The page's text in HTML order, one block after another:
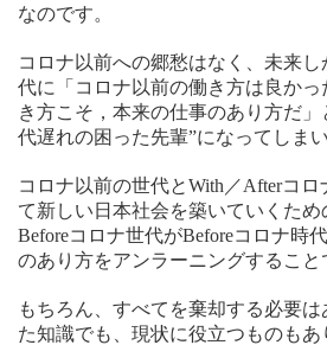
なのです。
コロナ以前への郷愁はなく、未来
代に「コロナ以前の働き方は良か
き方こそ，本来の仕事のあり方だ
代遅れの困った先輩”になってしまい
コロナ以前の世代とWith／Afterコ
て新しい日本社会を築いていくため
Beforeコロナ世代がBeforeコロナ時
のあり方をアンラーニングすること
もちろん、すべてを棄却する必要
た知識でも、現状に役立つものも